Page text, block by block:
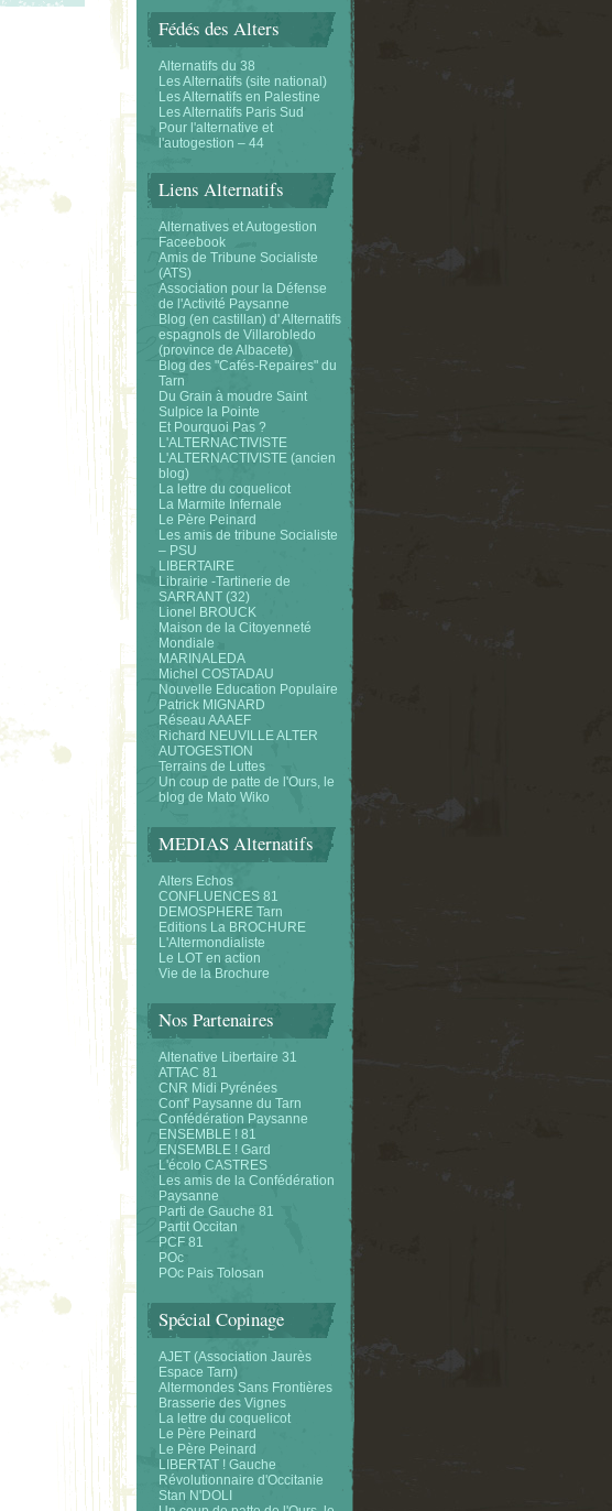
Fédés des Alters
Alternatifs du 38
Les Alternatifs (site national)
Les Alternatifs en Palestine
Les Alternatifs Paris Sud
Pour l'alternative et
l'autogestion – 44
Liens Alternatifs
Alternatives et Autogestion
Faceebook
Amis de Tribune Socialiste
(ATS)
Association pour la Défense
de l'Activité Paysanne
Blog (en castillan) d' Alternatifs
espagnols de Villarobledo
(province de Albacete)
Blog des "Cafés-Repaires" du
Tarn
Du Grain à moudre Saint
Sulpice la Pointe
Et Pourquoi Pas ?
L'ALTERNACTIVISTE
L'ALTERNACTIVISTE (ancien
blog)
La lettre du coquelicot
La Marmite Infernale
Le Père Peinard
Les amis de tribune Socialiste
– PSU
LIBERTAIRE
Librairie -Tartinerie de
SARRANT (32)
Lionel BROUCK
Maison de la Citoyenneté
Mondiale
MARINALEDA
Michel COSTADAU
Nouvelle Education Populaire
Patrick MIGNARD
Réseau AAAEF
Richard NEUVILLE ALTER
AUTOGESTION
Terrains de Luttes
Un coup de patte de l'Ours, le
blog de Mato Wiko
MEDIAS Alternatifs
Alters Echos
CONFLUENCES 81
DEMOSPHERE Tarn
Editions La BROCHURE
L'Altermondialiste
Le LOT en action
Vie de la Brochure
Nos Partenaires
Altenative Libertaire 31
ATTAC 81
CNR Midi Pyrénées
Conf' Paysanne du Tarn
Confédération Paysanne
ENSEMBLE ! 81
ENSEMBLE ! Gard
L'écolo CASTRES
Les amis de la Confédération
Paysanne
Parti de Gauche 81
Partit Occitan
PCF 81
POc
POc Pais Tolosan
Spécial Copinage
AJET (Association Jaurès
Espace Tarn)
Altermondes Sans Frontières
Brasserie des Vignes
La lettre du coquelicot
Le Père Peinard
Le Père Peinard
LIBERTAT ! Gauche
Révolutionnaire d'Occitanie
Stan N'DOLI